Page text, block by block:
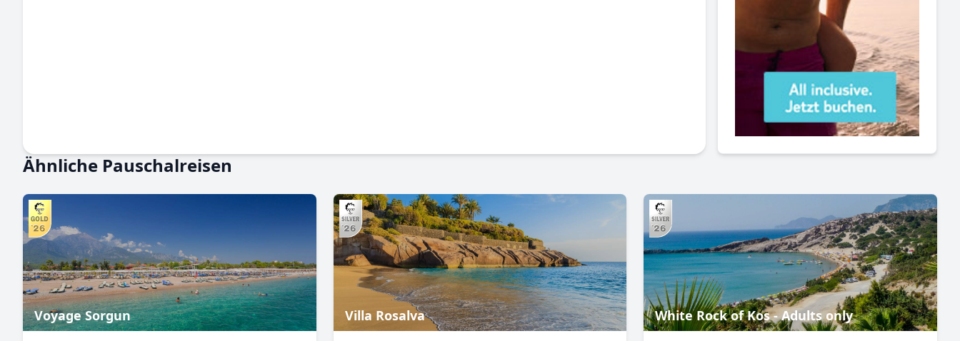
Ähnliche Pauschalreisen
Voyage Sorgun Villa Rosalva White Rock of Kos - Adults only